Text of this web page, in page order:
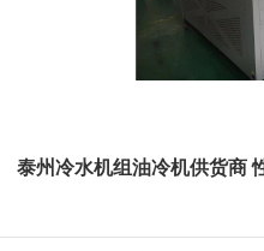
泰州冷水机组油冷机供货商